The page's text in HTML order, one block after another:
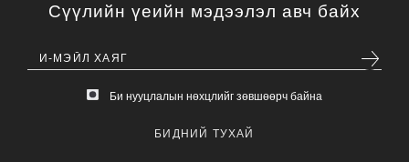
Сүүлийн үеийн мэдээлэл авч байх
Би нууцлалын нөхцлийг зөвшөөрч байна
БИДНИЙ ТУХАЙ